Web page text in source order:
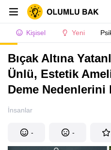
Kişisel Yeni
Bıçak Altına
Ünlü, Estetik
Deme Nedenlerini
İnsanlar
- -